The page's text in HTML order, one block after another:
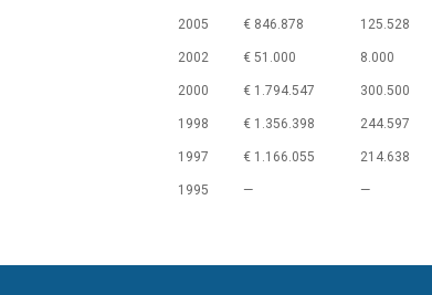
2005 € 846.878 125.528
2002 € 51.000 8.000
2000 € 1.794.547 300.500
1998 € 1.356.398 244.597
1997 € 1.166.055 214.638
1995 — —